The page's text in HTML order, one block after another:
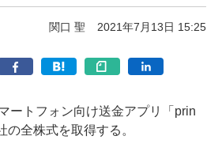
関口 聖 2021年7月13日 15:25
ートフォン向け送金アプリ「prin
全株式を取得する。